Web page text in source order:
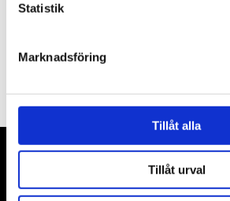
Statistik
Marknadsföring
Tillåt alla
Tillåt urval